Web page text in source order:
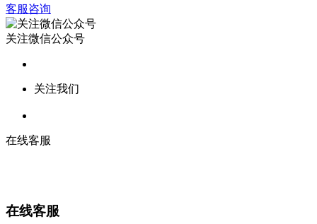
客服咨询
关注微信公众号
关注我们
在线客服
在线客服